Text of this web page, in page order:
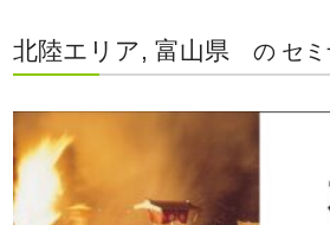
北陸エリア, 富山県 の セ